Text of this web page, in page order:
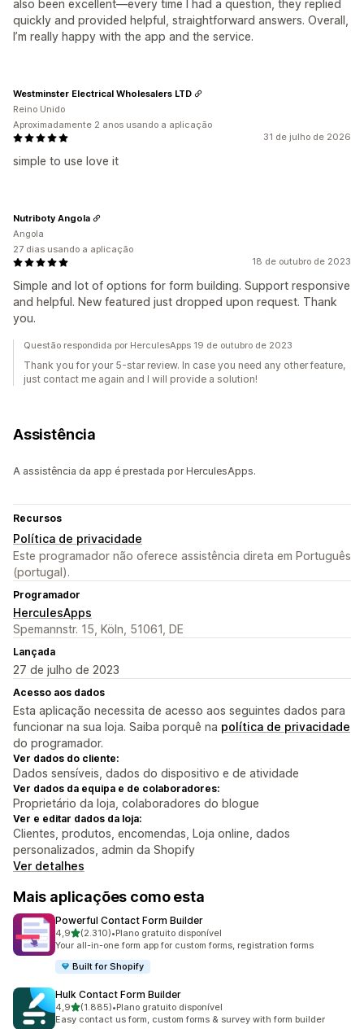
also been excellent—every time I had a question, they replied
quickly and provided helpful, straightforward answers. Overall,
I’m really happy with the app and the service.
31 de julho de 2026
simple to use love it
Westminster Electrical Wholesalers LTD
Reino Unido
Aproximadamente 2 anos usando a aplicação
18 de outubro de 2023
Simple and lot of options for form building. Support responsive
and helpful. New featured just dropped upon request. Thank
you.
Nutriboty Angola
Angola
27 dias usando a aplicação
Questão respondida por HerculesApps 19 de outubro de 2023
Thank you for your 5-star review. In case you need any other feature,
just contact me again and I will provide a solution!
Assistência
A assistência da app é prestada por HerculesApps.
Recursos
Política de privacidade
Este programador não oferece assistência direta em Português
(portugal).
Programador
HerculesApps
Spemannstr. 15, Köln, 51061, DE
Lançada
27 de julho de 2023
Acesso aos dados
Esta aplicação necessita de acesso aos seguintes dados para
funcionar na sua loja. Saiba porquê na política de privacidade
do programador.
Ver dados do cliente:
Dados sensíveis, dados do dispositivo e de atividade
Ver dados da equipa e de colaboradores:
Proprietário da loja, colaboradores do blogue
Ver e editar dados da loja:
Clientes, produtos, encomendas, Loja online, dados
personalizados, admin da Shopify
Ver detalhes
Mais aplicações como esta
Powerful Contact Form Builder
4,9de 5 estrelas
(2.310)
2310 total de avaliações
•Plano gratuito disponível
Your all-in-one form app for custom forms, registration forms
Built for Shopify
Hulk Contact Form Builder
4,9de 5 estrelas
(1.885)
1885 total de avaliações
•Plano gratuito disponível
Easy contact us form, custom forms & survey with form builder